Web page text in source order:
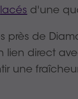
d'une
près de
lien direct
une